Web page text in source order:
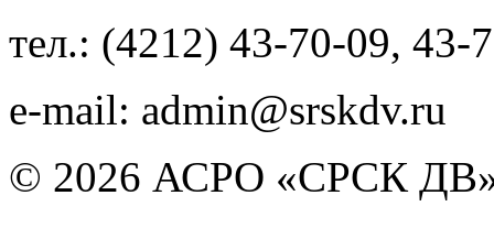
тел.: (4212) 43-70-09, 43-
e-mail: admin@srskdv.ru
© 2026 АСРО «СРСК